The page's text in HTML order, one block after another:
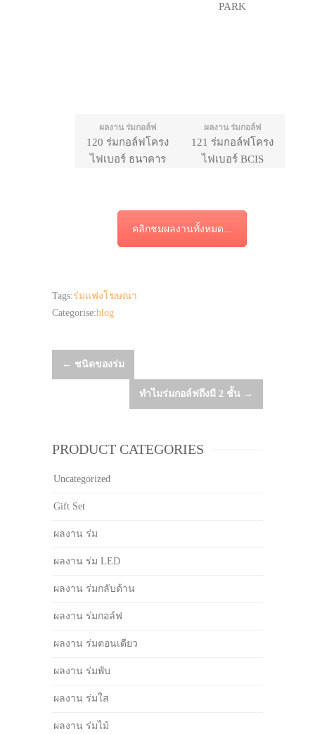
PARK
ผลงาน ร่มกอล์ฟ
120 ร่มกอล์ฟโครง
ไฟเบอร์ ธนาคาร
ผลงาน ร่มกอล์ฟ
121 ร่มกอล์ฟโครง
ไฟเบอร์ BCIS
คลิกชมผลงานทั้งหมด...
Tags:ร่มแฟงโฆษณา
Categorise:blog
Post
← ชนิดของร่ม
ทำไมร่มกอล์ฟถึงมี 2 ชั้น →
PRODUCT CATEGORIES
Uncategorized
Gift Set
ผลงาน ร่ม
ผลงาน ร่ม LED
ผลงาน ร่มกลับด้าน
ผลงาน ร่มกอล์ฟ
ผลงาน ร่มตอนเดียว
ผลงาน ร่มพับ
ผลงาน ร่มใส
ผลงาน ร่มไม้